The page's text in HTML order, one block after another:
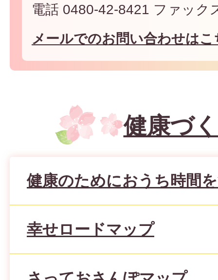
電話 0480-42-8421 ファック
メールでのお問い合わせは
健康づ
健康のためにおうち時間
幸せロードマップ